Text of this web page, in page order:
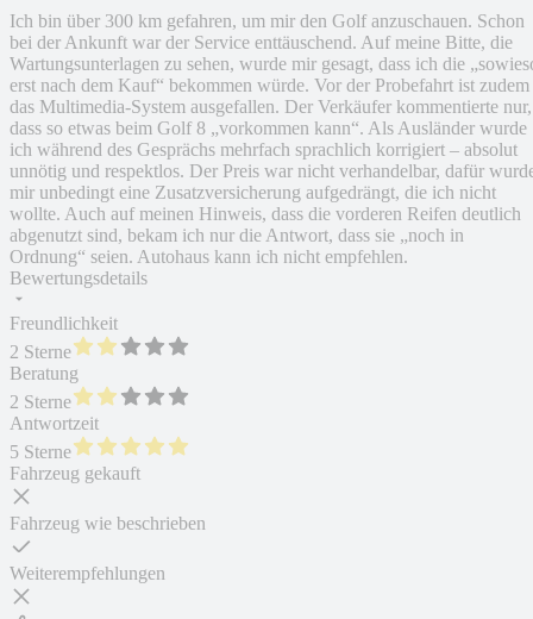
Ich bin über 300 km gefahren, um mir den Golf anzuschauen. Schon
bei der Ankunft war der Service enttäuschend. Auf meine Bitte, die
Wartungsunterlagen zu sehen, wurde mir gesagt, dass ich die
erst nach dem Kauf“ bekommen würde. Vor der Probefahrt ist zudem
das Multimedia-System ausgefallen. Der Verkäufer kommentierte nur,
dass so etwas beim Golf 8 „vorkommen kann“. Als Ausländer wurde
ich während des Gesprächs mehrfach sprachlich korrigiert – absolut
unnötig und respektlos. Der Preis war nicht verhandelbar, dafür
mir unbedingt eine Zusatzversicherung aufgedrängt, die ich nicht
wollte. Auch auf meinen Hinweis, dass die vorderen Reifen deutlich
abgenutzt sind, bekam ich nur die Antwort, dass sie „noch in
Ordnung“ seien. Autohaus kann ich nicht empfehlen.
Bewertungsdetails
Freundlichkeit
2 Sterne
Beratung
2 Sterne
Antwortzeit
5 Sterne
Fahrzeug gekauft
Fahrzeug wie beschrieben
Weiterempfehlungen